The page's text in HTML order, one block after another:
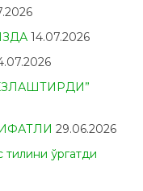
14.07.2026
29.06.2026
ўргатди